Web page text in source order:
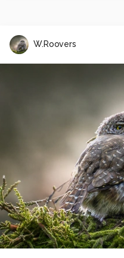
W.Roovers